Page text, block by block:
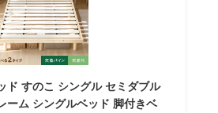
ド すのこ シングル セミダブル
ーム シングルベッド 脚付きベ